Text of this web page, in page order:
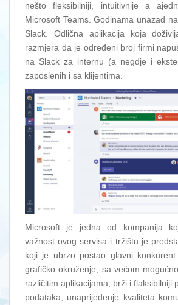
nešto fleksibilniji, intuitivnije a
Microsoft Teams. Godinama unazad
Slack. Odlična aplikacija koja
razmjera da je određeni broj firmi
na Slack za internu (a negdje i
zaposlenih i sa klijentima.
Microsoft je jedna od kompanija
važnost ovog servisa i tržištu je
koji je ubrzo postao glavni
grafičko okruženje, sa većom
različitim aplikacijama, brži i flaksibilniji
podataka, unaprijeđenje kvaliteta